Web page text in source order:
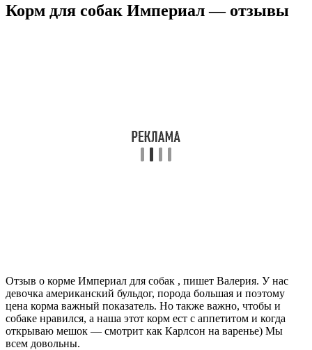
Корм для собак Империал — отзывы
Отзыв о корме Империал для собак , пишет Валерия. У нас
девочка американский бульдог, порода большая и поэтому
цена корма важный показатель. Но также важно, чтобы и
собаке нравился, а наша этот корм ест с аппетитом и когда
открываю мешок — смотрит как Карлсон на варенье) Мы
всем довольны.